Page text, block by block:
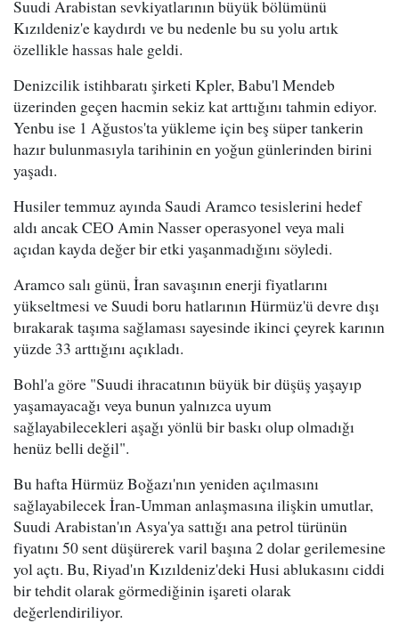
Suudi Arabistan sevkiyatlarının büyük bölümünü
Kızıldeniz'e kaydırdı ve bu nedenle bu su yolu artık
özellikle hassas hale geldi.
Denizcilik istihbaratı şirketi Kpler, Babu'l Mendeb
üzerinden geçen hacmin sekiz kat arttığını tahmin ediyor.
Yenbu ise 1 Ağustos'ta yükleme için beş süper tankerin
hazır bulunmasıyla tarihinin en yoğun günlerinden birini
yaşadı.
Husiler temmuz ayında Saudi Aramco tesislerini hedef
aldı ancak CEO Amin Nasser operasyonel veya mali
açıdan kayda değer bir etki yaşanmadığını söyledi.
Aramco salı günü, İran savaşının enerji fiyatlarını
yükseltmesi ve Suudi boru hatlarının Hürmüz'ü devre dışı
bırakarak taşıma sağlaması sayesinde ikinci çeyrek karının
yüzde 33 arttığını açıkladı.
Bohl'a göre "Suudi ihracatının büyük bir düşüş yaşayıp
yaşamayacağı veya bunun yalnızca uyum
sağlayabilecekleri aşağı yönlü bir baskı olup olmadığı
henüz belli değil".
Bu hafta Hürmüz Boğazı'nın yeniden açılmasını
sağlayabilecek İran-Umman anlaşmasına ilişkin umutlar,
Suudi Arabistan'ın Asya'ya sattığı ana petrol türünün
fiyatını 50 sent düşürerek varil başına 2 dolar gerilemesine
yol açtı. Bu, Riyad'ın Kızıldeniz'deki Husi ablukasını ciddi
bir tehdit olarak görmediğinin işareti olarak
değerlendiriliyor.